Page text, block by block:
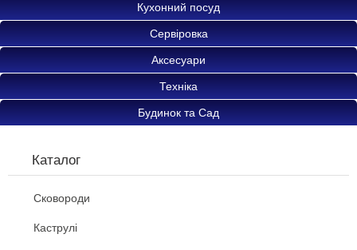
Кухонний посуд
Сервіровка
Аксесуари
Техніка
Будинок та Сад
Каталог
Сковороди
Каструлі